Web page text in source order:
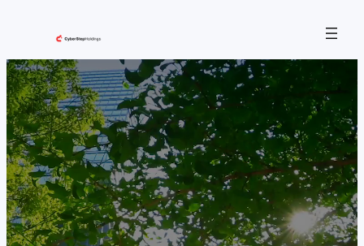
を
ス
キ
ッ
プ